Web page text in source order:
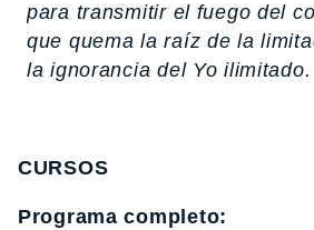
para transmitir el fuego del
que quema la raíz de la
la ignorancia del Yo ilimitado.
CURSOS
Programa completo: